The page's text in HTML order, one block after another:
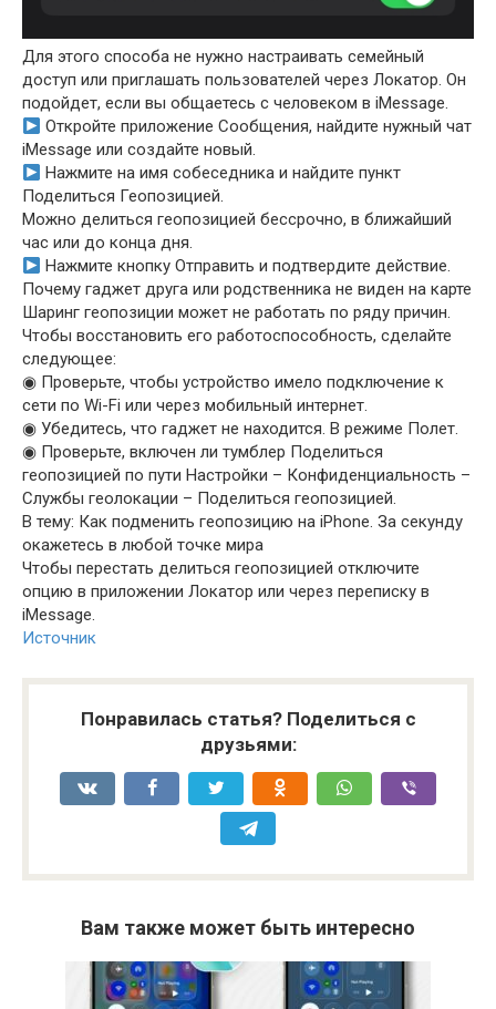
Для этого способа не нужно настраивать семейный
доступ или приглашать пользователей через Локатор. Он
подойдет, если вы общаетесь с человеком в iMessage.
Откройте приложение Сообщения, найдите нужный чат
iMessage или создайте новый.
Нажмите на имя собеседника и найдите пункт
Поделиться Геопозицией.
Можно делиться геопозицией бессрочно, в ближайший
час или до конца дня.
Нажмите кнопку Отправить и подтвердите действие.
Почему гаджет друга или родственника не виден на карте
Шаринг геопозиции может не работать по ряду причин.
Чтобы восстановить его работоспособность, сделайте
следующее:
◉ Проверьте, чтобы устройство имело подключение к
сети по Wi-Fi или через мобильный интернет.
◉ Убедитесь, что гаджет не находится. В режиме Полет.
◉ Проверьте, включен ли тумблер Поделиться
геопозицией по пути Настройки – Конфиденциальность –
Службы геолокации – Поделиться геопозицией.
В тему: Как подменить геопозицию на iPhone. За секунду
окажетесь в любой точке мира
Чтобы перестать делиться геопозицией отключите
опцию в приложении Локатор или через переписку в
iMessage.
Источник
Понравилась статья? Поделиться с
друзьями:
Вам также может быть интересно